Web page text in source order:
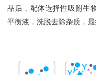
品后，配体选择性吸附生
平衡液，洗脱去除杂质，最